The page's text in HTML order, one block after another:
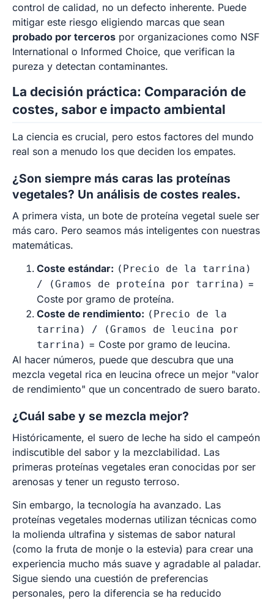
control de calidad, no un defecto inherente. Puede
mitigar este riesgo eligiendo marcas que sean
probado por terceros por organizaciones como NSF
International o Informed Choice, que verifican la
pureza y detectan contaminantes.
La decisión práctica: Comparación de
costes, sabor e impacto ambiental
La ciencia es crucial, pero estos factores del mundo
real son a menudo los que deciden los empates.
¿Son siempre más caras las proteínas
vegetales? Un análisis de costes reales.
A primera vista, un bote de proteína vegetal suele ser
más caro. Pero seamos más inteligentes con nuestras
matemáticas.
Coste estándar: (Precio de la tarrina)
/ (Gramos de proteína por tarrina) =
Coste por gramo de proteína.
Coste de rendimiento: (Precio de la
tarrina) / (Gramos de leucina por
tarrina) = Coste por gramo de leucina.
Al hacer números, puede que descubra que una
mezcla vegetal rica en leucina ofrece un mejor "valor
de rendimiento" que un concentrado de suero barato.
¿Cuál sabe y se mezcla mejor?
Históricamente, el suero de leche ha sido el campeón
indiscutible del sabor y la mezclabilidad. Las
primeras proteínas vegetales eran conocidas por ser
arenosas y tener un regusto terroso.
Sin embargo, la tecnología ha avanzado. Las
proteínas vegetales modernas utilizan técnicas como
la molienda ultrafina y sistemas de sabor natural
(como la fruta de monje o la estevia) para crear una
experiencia mucho más suave y agradable al paladar.
Sigue siendo una cuestión de preferencias
personales, pero la diferencia se ha reducido